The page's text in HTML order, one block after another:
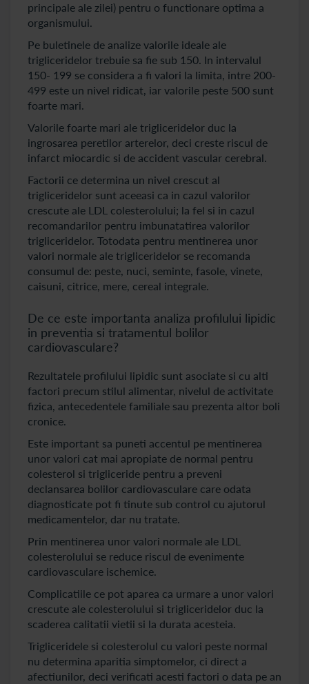
principale ale zilei) pentru o functionare optima a
organismului.
Pe buletinele de analize valorile ideale ale
trigliceridelor trebuie sa fie sub 150. In intervalul
150- 199 se considera a fi valori la limita, intre 200-
499 este un nivel ridicat, iar valorile peste 500 sunt
foarte mari.
Valorile foarte mari ale trigliceridelor duc la
ingrosarea peretilor arterelor, deci creste riscul de
infarct miocardic si de accident vascular cerebral.
Factorii ce determina un nivel crescut al
trigliceridelor sunt aceeasi ca in cazul valorilor
crescute ale LDL colesterolului; la fel si in cazul
recomandarilor pentru imbunatatirea valorilor
trigliceridelor. Totodata pentru mentinerea unor
valori normale ale trigliceridelor se recomanda
consumul de: peste, nuci, seminte, fasole, vinete,
caisuni, citrice, mere, cereal integrale.
De ce este importanta analiza profilului lipidic
in preventia si tratamentul bolilor
cardiovasculare?
Rezultatele profilului lipidic sunt asociate si cu alti
factori precum stilul alimentar, nivelul de activitate
fizica, antecedentele familiale sau prezenta altor boli
cronice.
Este important sa puneti accentul pe mentinerea
unor valori cat mai apropiate de normal pentru
colesterol si trigliceride pentru a preveni
declansarea bolilor cardiovasculare care odata
diagnosticate pot fi tinute sub control cu ajutorul
medicamentelor, dar nu tratate.
Prin mentinerea unor valori normale ale LDL
colesterolului se reduce riscul de evenimente
cardiovasculare ischemice.
Complicatiile ce pot aparea ca urmare a unor valori
crescute ale colesterolului si trigliceridelor duc la
scaderea calitatii vietii si la durata acesteia.
Trigliceridele si colesterolul cu valori peste normal
nu determina aparitia simptomelor, ci direct a
afectiunilor, deci verificati acesti factori o data pe an